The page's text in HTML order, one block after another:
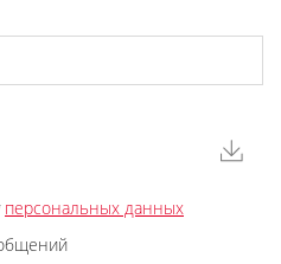
персональных данных